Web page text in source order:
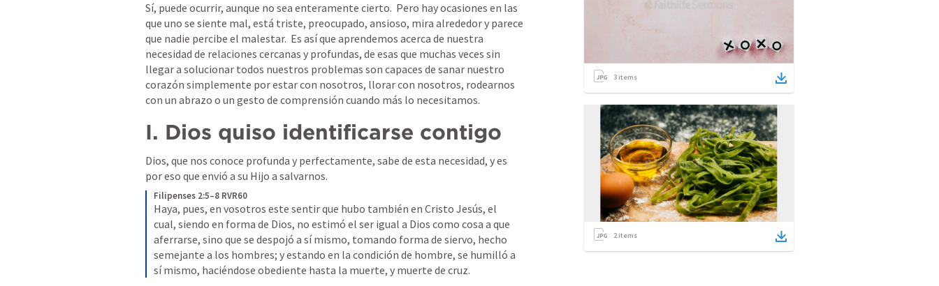
Sí, puede ocurrir, aunque no sea enteramente cierto.  Pero hay ocasiones en las
que uno se siente mal, está triste, preocupado, ansioso, mira alrededor y parece
que nadie percibe el malestar.  Es así que aprendemos acerca de nuestra
necesidad de relaciones cercanas y profundas, de esas que muchas veces sin
llegar a solucionar todos nuestros problemas son capaces de sanar nuestro
corazón simplemente por estar con nosotros, llorar con nosotros, rodearnos
con un abrazo o un gesto de comprensión cuando más lo necesitamos.
I. Dios quiso identificarse contigo
Dios, que nos conoce profunda y perfectamente, sabe de esta necesidad, y es
por eso que envió a su Hijo a salvarnos.
Filipenses 2:5–8 RVR60
Haya, pues, en vosotros este sentir que hubo también en Cristo Jesús, el
cual, siendo en forma de Dios, no estimó el ser igual a Dios como cosa a que
aferrarse, sino que se despojó a sí mismo, tomando forma de siervo, hecho
semejante a los hombres; y estando en la condición de hombre, se humilló a
sí mismo, haciéndose obediente hasta la muerte, y muerte de cruz.
3 items
2items